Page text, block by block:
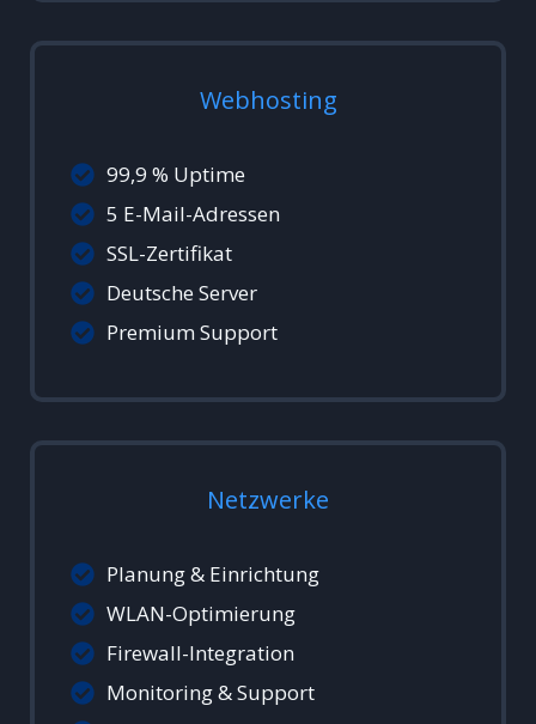
Webhosting
99,9 % Uptime
5 E-Mail-Adressen
SSL-Zertifikat
Deutsche Server
Premium Support
Netzwerke
Planung & Einrichtung
WLAN-Optimierung
Firewall-Integration
Monitoring & Support